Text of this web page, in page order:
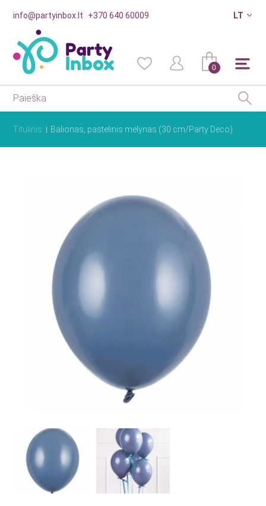
info@partyinbox.lt +370 640 60009 LT
0
Titulinis Balionas, pastelinis mėlynas (30 cm/Party Deco)